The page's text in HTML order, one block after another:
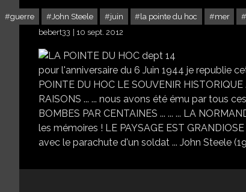
guerre John Steele juin la pointe du hoc mer
bebert33
10 sept. 2012
pour l'anniversaire du 6 Juin 1944 je republie
POINTE DU HOC LE SOUVENIR
RAISONS ... ... nous avons été ému par tous
BOMBES PAR CENTAINES ... ... ... LA
les mémoires ! LE PAYSAGE EST
avec le parachute d'un soldat ... John Steele